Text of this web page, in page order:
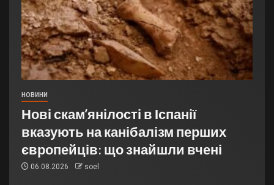
НОВИНИ
Нові скам’янілості в Іспанії
вказують на канібалізм перших
європейців: що знайшли вчені
06.08.2026 soel